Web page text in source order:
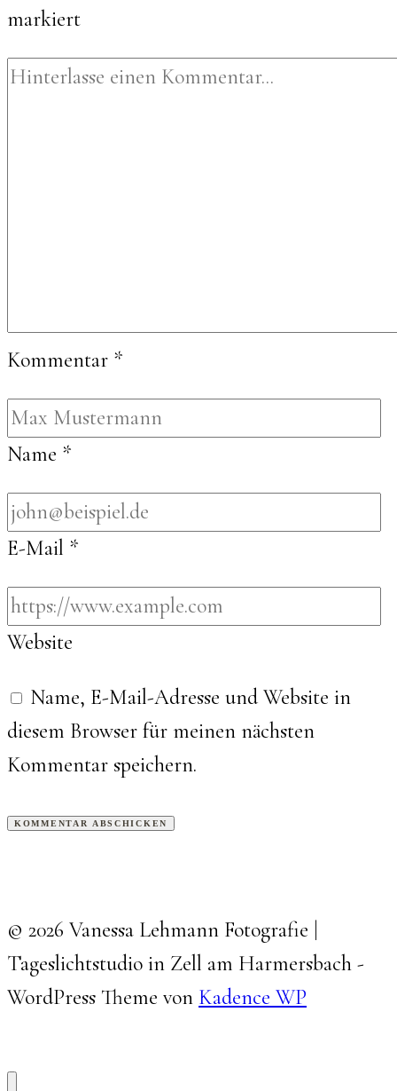
markiert
Kommentar *
Name *
E-Mail *
Website
Name, E-Mail-Adresse und Website in
diesem Browser für meinen nächsten
Kommentar speichern.
© 2026 Vanessa Lehmann Fotografie |
Tageslichtstudio in Zell am Harmersbach -
WordPress Theme von Kadence WP